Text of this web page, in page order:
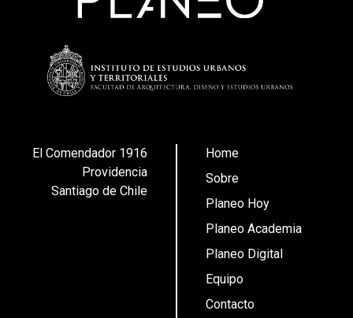
El Comendador 1916
Providencia
Santiago de Chile
Home
Sobre
Planeo Hoy
Planeo Academia
Planeo Digital
Equipo
Contacto